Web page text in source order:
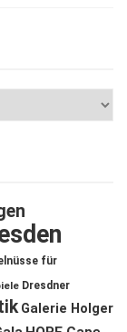
für
Dresdner
Galerie Holger